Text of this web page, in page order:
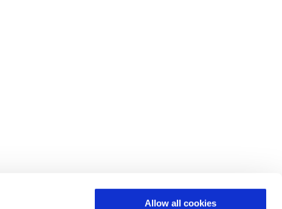
Allow all cookies